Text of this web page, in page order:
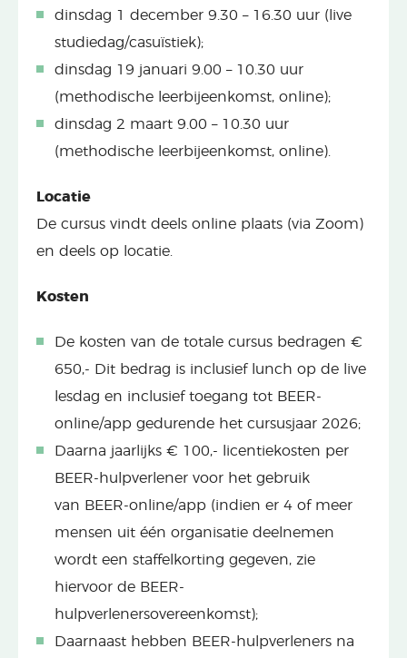
dinsdag 1 december 9.30 – 16.30 uur (live
studiedag/casuïstiek);
dinsdag 19 januari 9.00 – 10.30 uur
(methodische leerbijeenkomst, online);
dinsdag 2 maart 9.00 – 10.30 uur
(methodische leerbijeenkomst, online).
Locatie
De cursus vindt deels online plaats (via Zoom)
en deels op locatie.
Kosten
De kosten van de totale cursus bedragen €
650,- Dit bedrag is inclusief lunch op de live
lesdag en inclusief toegang tot BEER-
online/app gedurende het cursusjaar 2026;
Daarna jaarlijks € 100,- licentiekosten per
BEER-hulpverlener voor het gebruik
van BEER-online/app (indien er 4 of meer
mensen uit één organisatie deelnemen
wordt een staffelkorting gegeven, zie
hiervoor de BEER-
hulpverlenersovereenkomst);
Daarnaast hebben BEER-hulpverleners na